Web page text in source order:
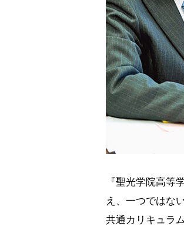
『聖光学院高等
え、一つではな
共通カリキュラ